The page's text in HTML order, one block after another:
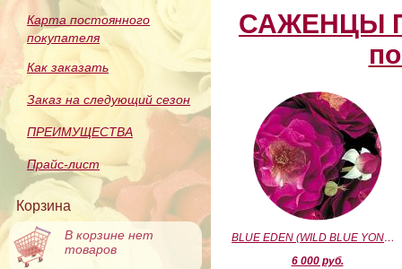
Карта постоянного
покупателя
Как заказать
Заказ на следующий сезон
ПРЕИМУЩЕСТВА
Прайс-лист
Корзина
В корзине нет
товаров
САЖЕНЦЫ
BLUE EDEN (WILD BLUE YONDER) (Блю Эден)
6 000 руб.